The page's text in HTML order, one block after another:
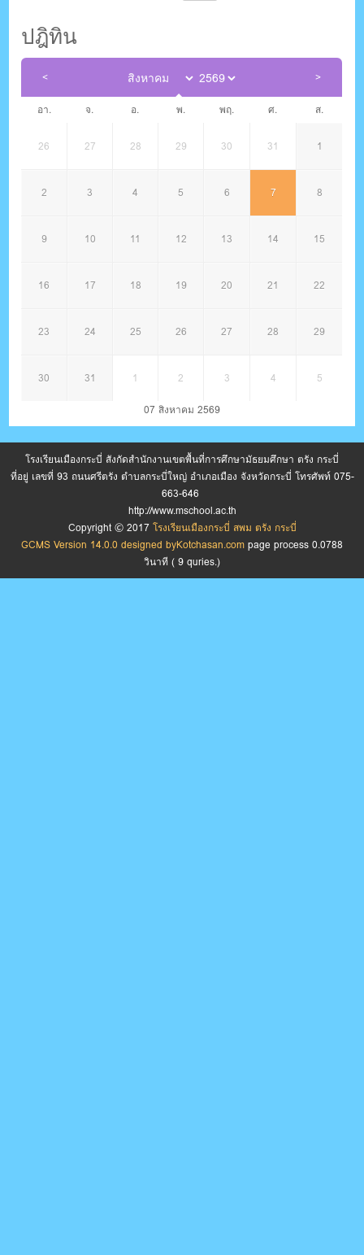
ปฎิทิน
อา. จ. อ. พ. พฤ. ศ. ส.
26 27 28 29 30 31 1
2 3 4 5 6 7 8
9 10 11 12 13 14 15
16 17 18 19 20 21 22
23 24 25 26 27 28 29
30 31 1 2 3 4 5
07 สิงหาคม 2569
โรงเรียนเมืองกระบี่ สังกัดสำนักงานเขตพื้นที่การศึกษามัธยมศึกษา ตรัง กระบี่
ที่อยู่ เลขที่ 93 ถนนศรีตรัง ตำบลกระบี่ใหญ่ อำเภอเมือง จังหวัดกระบี่ โทรศัพท์ 075-
663-646
http://www.mschool.ac.th
Copyright © 2017 โรงเรียนเมืองกระบี่ สพม ตรัง กระบี่
GCMS Version 14.0.0 designed byKotchasan.com page process 0.0788
วินาที ( 9 quries.)